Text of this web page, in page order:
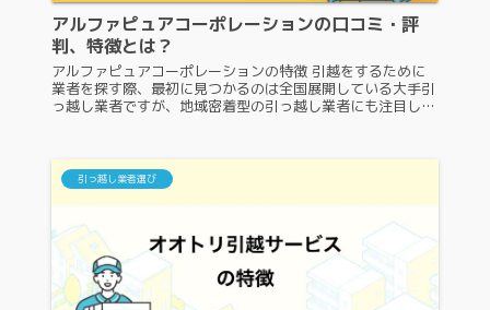
アルファピュアコーポレーションの口コミ・評
判、特徴とは？
アルファピュアコーポレーションの特徴 引越をするために
業者を探す際、最初に見つかるのは全国展開している大手引
っ越し業者ですが、地域密着型の引っ越し業者にも注目して
引っ越し業者選び